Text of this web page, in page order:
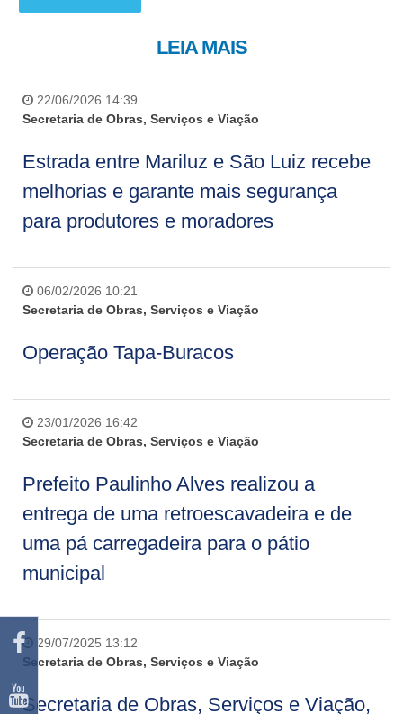
LEIA MAIS
22/06/2026 14:39
Secretaria de Obras, Serviços e Viação
Estrada entre Mariluz e São Luiz recebe
melhorias e garante mais segurança
para produtores e moradores
06/02/2026 10:21
Secretaria de Obras, Serviços e Viação
Operação Tapa-Buracos
23/01/2026 16:42
Secretaria de Obras, Serviços e Viação
Prefeito Paulinho Alves realizou a
entrega de uma retroescavadeira e de
uma pá carregadeira para o pátio
municipal
29/07/2025 13:12
Secretaria de Obras, Serviços e Viação
Secretaria de Obras, Serviços e Viação,